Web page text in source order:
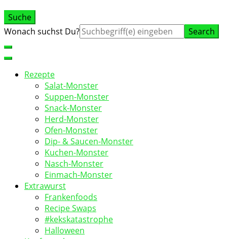
Suche
Suche
Wonach suchst Du?
Rezepte
Salat-Monster
Suppen-Monster
Snack-Monster
Herd-Monster
Ofen-Monster
Dip- & Saucen-Monster
Kuchen-Monster
Nasch-Monster
Einmach-Monster
Extrawurst
Frankenfoods
Recipe Swaps
#kekskatastrophe
Halloween